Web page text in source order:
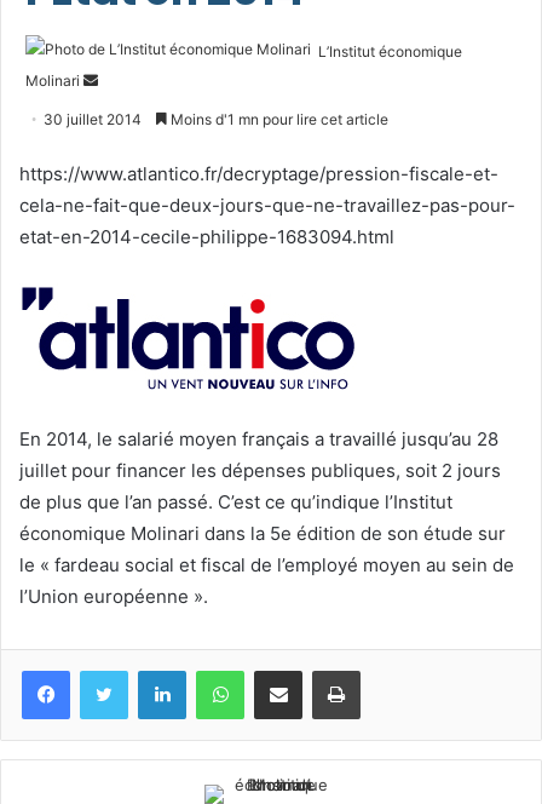
L’Institut économique
Molinari
Envoyer
30 juillet 2014 Moins d'1 mn pour lire cet article
https://www.atlantico.fr/decryptage/pression-fiscale-et-
cela-ne-fait-que-deux-jours-que-ne-travaillez-pas-pour-
etat-en-2014-cecile-philippe-1683094.html
En 2014, le salarié moyen français a travaillé jusqu’au 28
juillet pour financer les dépenses publiques, soit 2 jours
de plus que l’an passé. C’est ce qu’indique l’Institut
économique Molinari dans la 5e édition de son étude sur
le « fardeau social et fiscal de l’employé moyen au sein de
l’Union européenne ».
FacebookTwitter LinkedinWhatsApp
Partagez par mail Imprimez